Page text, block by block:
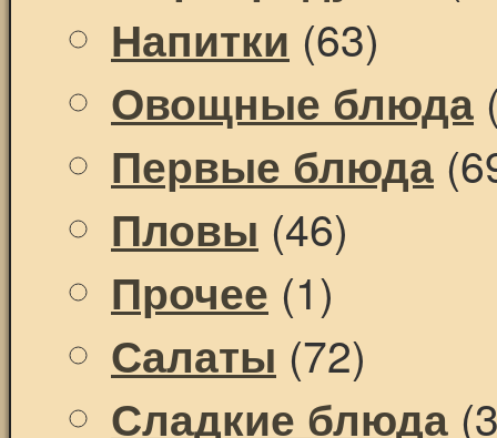
Напитки (63)
Овощные блюда
Первые блюда
Пловы (46)
Прочее (1)
Салаты (72)
Сладкие блюда